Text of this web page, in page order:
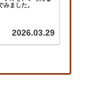
ました。
2026.03.29